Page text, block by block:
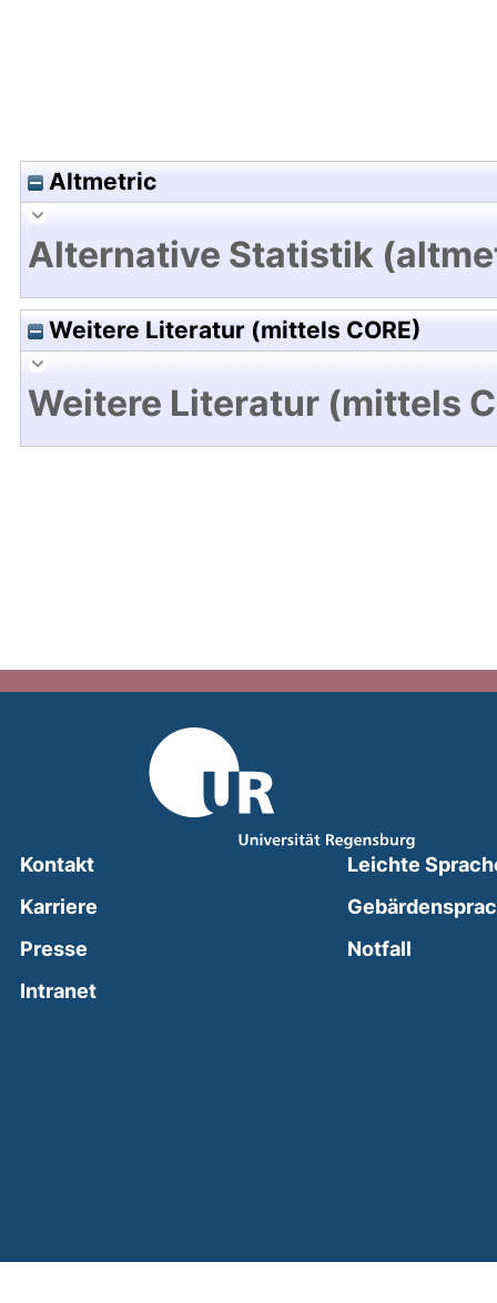
Altmetric
Alternative Statistik
Weitere Literatur (mittels CORE)
Weitere Literatur (mittels
Kontakt
Karriere
Presse
Intranet(external link, opens in a new window)
Leichte
Notfall